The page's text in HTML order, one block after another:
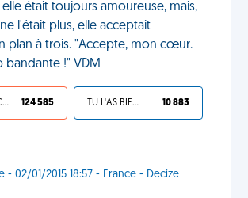
elle était toujours amoureuse, mais,
l'était plus, elle acceptait
plan à trois. "Accepte, mon cœur.
bandante !" VDM
JE VALIDE, C'EST UNE VDM 124 585 TU L'AS BIEN MÉRITÉ 10 883
- 02/01/2015 18:57 - France - Decize